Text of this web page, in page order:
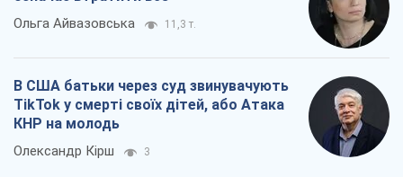
Ольга Айвазовська 11,3 т.
В США батьки через суд звинувачують
TikTok у смерті своїх дітей, або Атака
КНР на молодь
Олександр Кірш 3